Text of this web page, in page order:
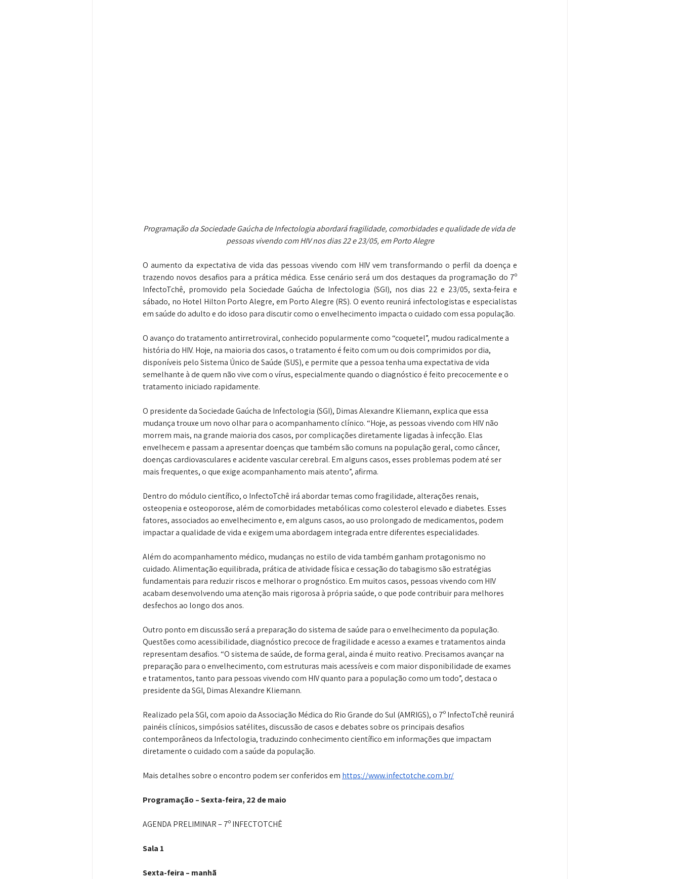
Programação da Sociedade Gaúcha de Infectologia abordará fragilidade, comorbidades e qualidade de vida de
pessoas vivendo com HIV nos dias 22 e 23/05, em Porto Alegre
O aumento da expectativa de vida das pessoas vivendo com HIV vem transformando o perfil da doença e
trazendo novos desafios para a prática médica. Esse cenário será um dos destaques da programação do 7º
InfectoTchê, promovido pela Sociedade Gaúcha de Infectologia (SGI), nos dias 22 e 23/05, sexta-feira e
sábado, no Hotel Hilton Porto Alegre, em Porto Alegre (RS). O evento reunirá infectologistas e especialistas
em saúde do adulto e do idoso para discutir como o envelhecimento impacta o cuidado com essa população.
O avanço do tratamento antirretroviral, conhecido popularmente como “coquetel”, mudou radicalmente a
história do HIV. Hoje, na maioria dos casos, o tratamento é feito com um ou dois comprimidos por dia,
disponíveis pelo Sistema Único de Saúde (SUS), e permite que a pessoa tenha uma expectativa de vida
semelhante à de quem não vive com o vírus, especialmente quando o diagnóstico é feito precocemente e o
tratamento iniciado rapidamente.
O presidente da Sociedade Gaúcha de Infectologia (SGI), Dimas Alexandre Kliemann, explica que essa
mudança trouxe um novo olhar para o acompanhamento clínico. “Hoje, as pessoas vivendo com HIV não
morrem mais, na grande maioria dos casos, por complicações diretamente ligadas à infecção. Elas
envelhecem e passam a apresentar doenças que também são comuns na população geral, como câncer,
doenças cardiovasculares e acidente vascular cerebral. Em alguns casos, esses problemas podem até ser
mais frequentes, o que exige acompanhamento mais atento”, afirma.
Dentro do módulo científico, o InfectoTchê irá abordar temas como fragilidade, alterações renais,
osteopenia e osteoporose, além de comorbidades metabólicas como colesterol elevado e diabetes. Esses
fatores, associados ao envelhecimento e, em alguns casos, ao uso prolongado de medicamentos, podem
impactar a qualidade de vida e exigem uma abordagem integrada entre diferentes especialidades.
Além do acompanhamento médico, mudanças no estilo de vida também ganham protagonismo no
cuidado. Alimentação equilibrada, prática de atividade física e cessação do tabagismo são estratégias
fundamentais para reduzir riscos e melhorar o prognóstico. Em muitos casos, pessoas vivendo com HIV
acabam desenvolvendo uma atenção mais rigorosa à própria saúde, o que pode contribuir para melhores
desfechos ao longo dos anos.
Outro ponto em discussão será a preparação do sistema de saúde para o envelhecimento da população.
Questões como acessibilidade, diagnóstico precoce de fragilidade e acesso a exames e tratamentos ainda
representam desafios. “O sistema de saúde, de forma geral, ainda é muito reativo. Precisamos avançar na
preparação para o envelhecimento, com estruturas mais acessíveis e com maior disponibilidade de exames
e tratamentos, tanto para pessoas vivendo com HIV quanto para a população como um todo”, destaca o
presidente da SGI, Dimas Alexandre Kliemann.
Realizado pela SGI, com apoio da Associação Médica do Rio Grande do Sul (AMRIGS), o 7º InfectoTchê reunirá
painéis clínicos, simpósios satélites, discussão de casos e debates sobre os principais desafios
contemporâneos da Infectologia, traduzindo conhecimento científico em informações que impactam
diretamente o cuidado com a saúde da população.
Mais detalhes sobre o encontro podem ser conferidos em https://www.infectotche.com.br/
Programação – Sexta-feira, 22 de maio
AGENDA PRELIMINAR – 7º INFECTOTCHÊ
Sala 1
Sexta-feira – manhã